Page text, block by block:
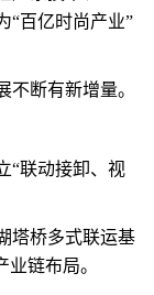
“百亿时尚产业”
断有新增量。
联动接卸、视
桥多式联运基
链布局。